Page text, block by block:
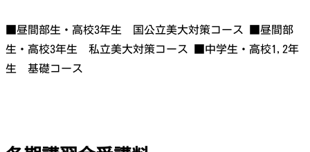
■昼間部生・高校3年生 国公立美大対策コース ■昼間部
生・高校3年生 私立美大対策コース ■中学生・高校1,2年
生 基礎コース